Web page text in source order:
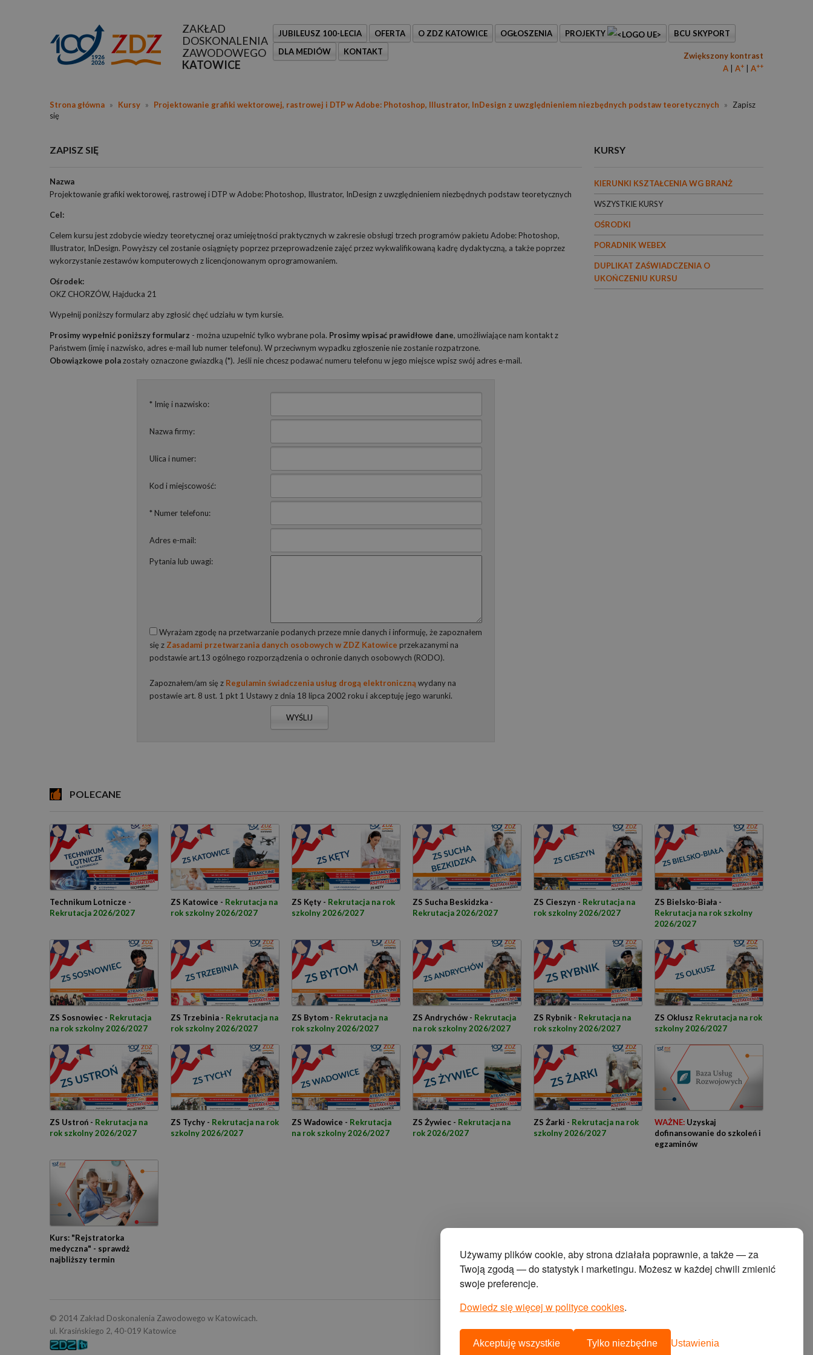
Używamy plików cookie, aby strona działała poprawnie, a także — za
Twoją zgodą — do statystyk i marketingu. Możesz w każdej chwili zmienić
swoje preferencje.
Dowiedz się więcej w polityce cookies.
Akceptuję wszystkie Tylko niezbędne Ustawienia
ZAKŁAD
DOSKONALENIA
ZAWODOWEGO
KATOWICE
JUBILEUSZ 100-LECIA OFERTA O ZDZ KATOWICE OGŁOSZENIA PROJEKTY
BCU SKYPORT
DLA MEDIÓW
KONTAKT
Zwiększony kontrast
A
A+ A++
Strona główna » Kursy » Projektowanie grafiki wektorowej, rastrowej i DTP w Adobe: Photoshop, Illustrator, InDesign z uwzględnieniem niezbędnych podstaw teoretycznych »
Zapisz
się
ZAPISZ SIĘ
Nazwa
Projektowanie grafiki wektorowej, rastrowej i DTP w Adobe: Photoshop, Illustrator, InDesign z uwzględnieniem niezbędnych podstaw teoretycznych
Cel:
Celem kursu jest zdobycie wiedzy teoretycznej oraz umiejętności praktycznych w zakresie obsługi trzech programów pakietu Adobe: Photoshop,
Illustrator, InDesign. Powyższy cel zostanie osiągnięty poprzez przeprowadzenie zajęć przez wykwalifikowaną kadrę dydaktyczną, a także poprzez
wykorzystanie zestawów komputerowych z licencjonowanym oprogramowaniem.
Ośrodek:
OKZ CHORZÓW, Hajducka 21
Wypełnij poniższy formularz aby zgłosić chęć udziału w tym kursie.
Prosimy wypełnić poniższy formularz - można uzupełnić tylko wybrane pola. Prosimy wpisać prawidłowe dane, umożliwiające nam kontakt z
Państwem (imię i nazwisko, adres e-mail lub numer telefonu). W przeciwnym wypadku zgłoszenie nie zostanie rozpatrzone.
Obowiązkowe polazostały oznaczone gwiazdką (*). Jeśli nie chcesz podawać numeru telefonu w jego miejsce wpisz swój adres e-mail.
* Imię i nazwisko:
Nazwa firmy:
Ulica i numer:
Kod i miejscowość:
* Numer telefonu:
Adres e-mail:
Pytania lub uwagi:
Wyrażam zgodę na przetwarzanie podanych przeze mnie danych i informuję, że zapoznałem
się z Zasadami przetwarzania danych osobowych w ZDZ Katowice przekazanymi na
podstawie art.13 ogólnego rozporządzenia o ochronie danych osobowych (RODO).
Zapoznałem/am się z Regulamin świadczenia usług drogą elektroniczną wydany na
postawie art. 8 ust. 1 pkt 1 Ustawy z dnia 18 lipca 2002 roku i akceptuję jego warunki.
WYŚLIJ
KURSY
KIERUNKI KSZTAŁCENIA WG BRANŻ
WSZYSTKIE KURSY
OŚRODKI
PORADNIK WEBEX
DUPLIKAT ZAŚWIADCZENIA O
UKOŃCZENIU KURSU
POLECANE
Technikum Lotnicze -
Rekrutacja 2026/2027
ZS Katowice - Rekrutacja na
rok szkolny 2026/2027
ZS Kęty - Rekrutacja na rok
szkolny 2026/2027
ZS Sucha Beskidzka -
Rekrutacja 2026/2027
ZS Cieszyn - Rekrutacja na
rok szkolny 2026/2027
ZS Bielsko-Biała -
Rekrutacja na rok szkolny
2026/2027
ZS Sosnowiec - Rekrutacja
na rok szkolny 2026/2027
ZS Trzebinia - Rekrutacja na
rok szkolny 2026/2027
ZS Bytom - Rekrutacja na
rok szkolny 2026/2027
ZS Andrychów - Rekrutacja
na rok szkolny 2026/2027
ZS Rybnik - Rekrutacja na
rok szkolny 2026/2027
ZS Oklusz Rekrutacja na rok
szkolny 2026/2027
ZS Ustroń - Rekrutacja na
rok szkolny 2026/2027
ZS Tychy - Rekrutacja na rok
szkolny 2026/2027
ZS Wadowice - Rekrutacja
na rok szkolny 2026/2027
ZS Żywiec - Rekrutacja na
rok 2026/2027
ZS Żarki - Rekrutacja na rok
szkolny 2026/2027
WAŻNE: Uzyskaj
dofinansowanie do szkoleń i
egzaminów
Kurs: "Rejstratorka
medyczna" - sprawdż
najbliższy termin
© 2014 Zakład Doskonalenia Zawodowego w Katowicach.
ul. Krasińskiego 2, 40-019 Katowice